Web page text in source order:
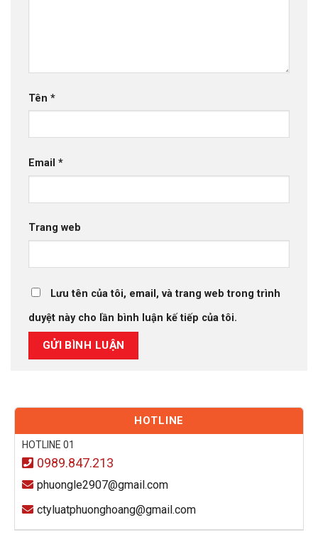
HOTLINE
HOTLINE 01
0989.847.213
phuongle2907@gmail.com
ctyluatphuonghoang@gmail.com
Tên *
Email *
Trang web
Lưu tên của tôi, email, và trang web trong trình
duyệt này cho lần bình luận kế tiếp của tôi.